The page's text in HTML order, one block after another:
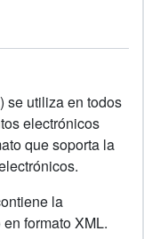
se utiliza en todos
electrónicos
que soporta la
la
formato XML.